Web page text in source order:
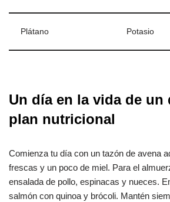
Plátano Potasio
Un día en la vida de un
plan nutricional
Comienza tu día con un tazón de avena
frescas y un poco de miel. Para el
ensalada de pollo, espinacas y nueces.
salmón con quinoa y brócoli. Mantén